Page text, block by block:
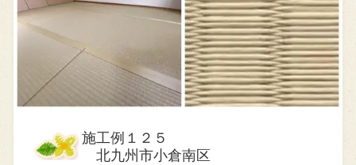
施工例１２５
北九州市小倉南区